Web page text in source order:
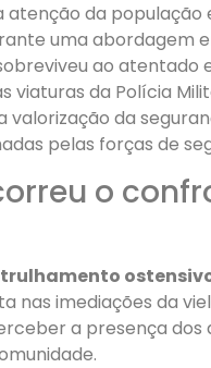
atenção da
uma abordagem
ao
viaturas da Polícia
da
pelas forças de
o
nas imediações da
a presença